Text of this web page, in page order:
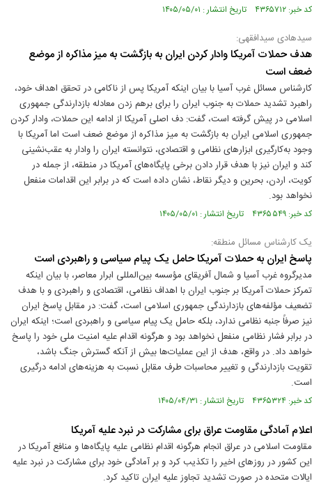
کد خبر: ۴۳۶۵۷۱۲ تاریخ انتشار : ۱۴۰۵/۰۵/۰۱
سیدهادی سیدافقهی:
هدف حملات آمریکا وادار کردن ایران به بازگشت به میز مذاکره از موضع
ضعف است
کارشناس مسائل غرب آسیا با بیان اینکه آمریکا پس از ناکامی در تحقق اهداف خود،
راهبرد تشدید حملات به جنوب ایران را برای برهم زدن معادله بازدارندگی جمهوری
اسلامی در پیش گرفته است، گفت: دف اصلی آمریکا از ادامه این حملات، وادار کردن
جمهوری اسلامی ایران به بازگشت به میز مذاکره از موضع ضعف است اما آمریکا با
وجود به‌کارگیری ابزارهای نظامی و اقتصادی، نتوانسته ایران را وادار به عقب‌نشینی
کند و ایران نیز با هدف قرار دادن برخی پایگاه‌های آمریکا در منطقه، از جمله در
کویت، اردن، بحرین و دیگر نقاط، نشان داده است که در برابر این اقدامات منفعل
نخواهد بود.
کد خبر: ۴۳۶۵۵۴۹ تاریخ انتشار : ۱۴۰۵/۰۵/۰۱
یک کارشناس مسائل منطقه:
پاسخ ایران به حملات آمریکا حامل یک پیام سیاسی و راهبردی است
مدیرگروه غرب آسیا و شمال آفریقای مؤسسه بین‌المللی ابرار معاصر، با بیان اینکه
تمرکز حملات آمریکا بر جنوب ایران با اهداف نظامی، اقتصادی و راهبردی و با هدف
تضعیف مؤلفه‌های بازدارندگی جمهوری اسلامی است، گفت: در مقابل پاسخ ایران
نیز صرفاً جنبه نظامی ندارد، بلکه حامل یک پیام سیاسی و راهبردی است؛ اینکه ایران
در برابر فشار نظامی منفعل نخواهد بود و هرگونه اقدام علیه امنیت ملی خود را پاسخ
خواهد داد. در واقع، هدف از این عملیات‌ها بیش از آنکه گسترش جنگ باشد،
تقویت بازدارندگی و تغییر محاسبات طرف مقابل نسبت به هزینه‌های ادامه درگیری
است.
کد خبر: ۴۳۶۵۳۲۴ تاریخ انتشار : ۱۴۰۵/۰۴/۳۱
اعلام آمادگی مقاومت عراق برای مشارکت در نبرد علیه آمریکا
مقاومت اسلامی در عراق انجام هرگونه اقدام نظامی علیه پایگاه‌ها و منافع آمریکا در
این کشور در روزهای اخیر را تکذیب کرد و بر آمادگی خود برای مشارکت در نبرد علیه
ایالات متحده در صورت تشدید تجاوز علیه ایران تاکید کرد.